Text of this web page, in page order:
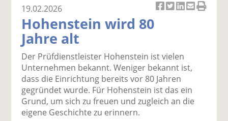
el
a
uf
F
ac
e
el
t
wi
tt
er
n
a
uf
Li
n
k
p
er
E
m
ai
19.02.2026
Hohenstein wird 80
Jahre alt
Der Prüfdienstleister Hohenstein ist vielen
Unternehmen bekannt. Weniger bekannt ist,
dass die Einrichtung bereits vor 80 Jahren
gegründet wurde. Für Hohenstein ist das ein
Grund, um sich zu freuen und zugleich an die
eigene Geschichte zu erinnern.